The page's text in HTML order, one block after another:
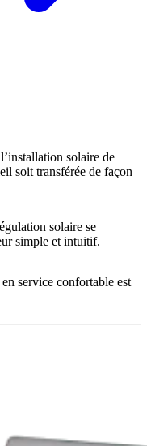
solaire de
soit transférée de façon
solaire se
simple et intuitif.
service confortable est